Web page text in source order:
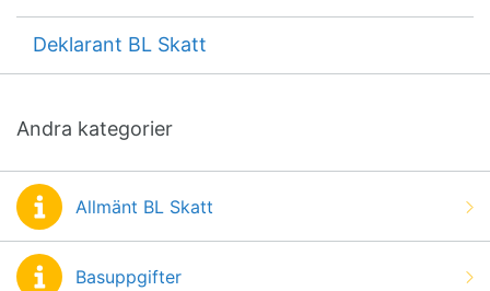
Deklarant BL Skatt
Andra kategorier
Allmänt BL Skatt
Basuppgifter